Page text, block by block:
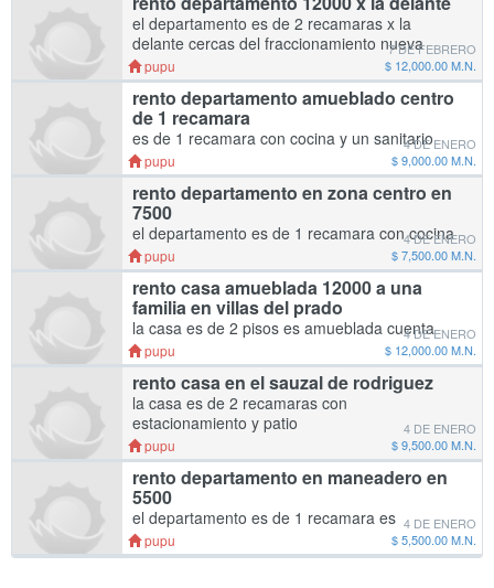
el departamento es de 2 recamaras x la
delante cercas del fraccionamiento nueva
ensenada
pupu
7 DE FEBRERO
$ 12,000.00 M.N.
rento departamento amueblado centro
de 1 recamara
es de 1 recamara con cocina y un sanitario
sala con cama estufa y refrigerador es en
ensenada el departamento
pupu
4 DE ENERO
$ 9,000.00 M.N.
rento departamento en zona centro en
7500
el departamento es de 1 recamara con cocina
sanitario es en ensenada zona centro
pupu
4 DE ENERO
$ 7,500.00 M.N.
rento casa amueblada 12000 a una
familia en villas del prado
la casa es de 2 pisos es amueblada cuenta
con refrigerador estufa camas etc.
pupu
4 DE ENERO
$ 12,000.00 M.N.
rento casa en el sauzal de rodriguez
la casa es de 2 recamaras con
estacionamiento y patio
pupu
4 DE ENERO
$ 9,500.00 M.N.
rento departamento en maneadero en
5500
el departamento es de 1 recamara es
ensenada en maneadero en 5500
pupu
4 DE ENERO
$ 5,500.00 M.N.